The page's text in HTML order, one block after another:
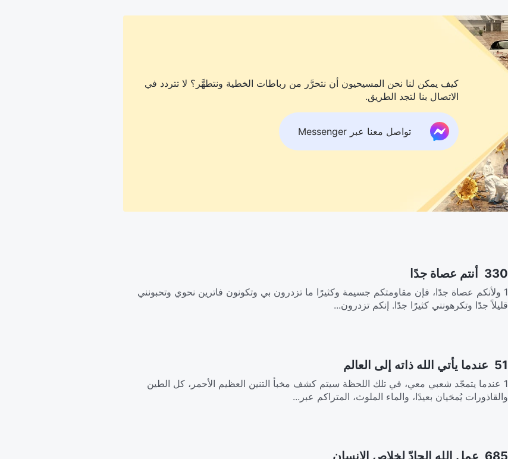
كيف يمكن لنا نحن المسيحيون أن نتحرَّر من رباطات الخطية ونتطهَّر؟ لا تتردد في
الاتصال بنا لتجد الطريق.
تواصل معنا عبر Messenger
330 أنتم عصاة جدًا
1 ولأنكم عصاة جدًا، فإن مقاومتكم جسيمة وكثيرًا ما تزدرون بي وتكونون فاترين نحوي وتحبونني
قليلاً جدًا وتكرهونني كثيرًا جدًا. إنكم تزدرون...
51 عندما يأتي الله ذاته إلى العالم
1 عندما يتمجّد شعبي معي، في تلك اللحظة سيتم كشف مخبأ التنين العظيم الأحمر، كل الطين
والقاذورات يُمحَيان بعيدًا، والماء الملوث، المتراكم عبر...